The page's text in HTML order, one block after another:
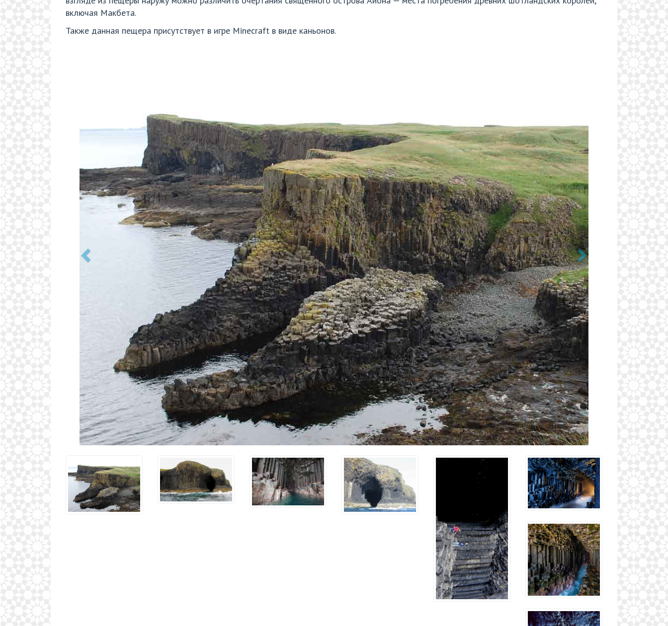
включая Макбета.
Также данная пещера присутствует в игре Minecraft в виде каньонов.